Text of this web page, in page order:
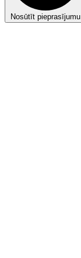
Nosūtīt pieprasījumu